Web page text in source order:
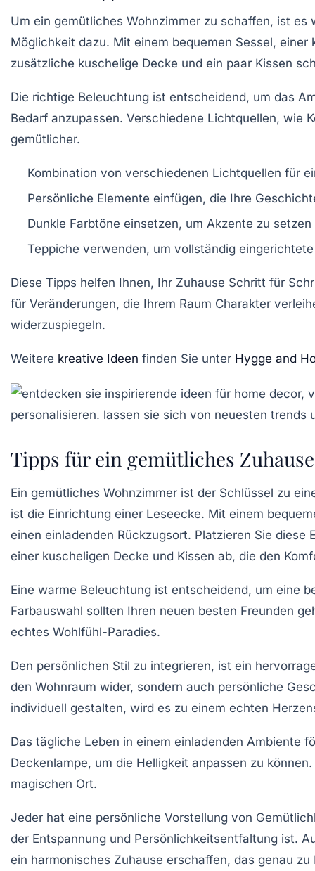
Um ein gemütliches Wohnzimmer zu schaffen, ist es
Möglichkeit dazu. Mit einem bequemen Sessel,
zusätzliche kuschelige Decke und ein paar Kissen
Die richtige Beleuchtung ist entscheidend, um das
Bedarf anzupassen. Verschiedene Lichtquellen, wie
gemütlicher.
Kombination von verschiedenen Lichtquellen für
Persönliche Elemente einfügen, die Ihre
Dunkle Farbtöne einsetzen, um Akzente zu
Teppiche verwenden, um vollständig
Diese Tipps helfen Ihnen, Ihr Zuhause Schritt für
für Veränderungen, die Ihrem Raum Charakter
widerzuspiegeln.
Weitere kreative Ideen finden Sie unter Hygge and
Tipps für ein gemütliches Zuhause
Ein gemütliches Wohnzimmer ist der Schlüssel zu
ist die Einrichtung einer Leseecke. Mit einem
einen einladenden Rückzugsort. Platzieren Sie diese
einer kuscheligen Decke und Kissen ab, die den
Eine warme Beleuchtung ist entscheidend, um eine
Farbauswahl sollten Ihren neuen besten Freunden
echtes Wohlfühl-Paradies.
Den persönlichen Stil zu integrieren, ist ein
den Wohnraum wider, sondern auch persönliche
individuell gestalten, wird es zu einem echten
Das tägliche Leben in einem einladenden Ambiente
Deckenlampe, um die Helligkeit anpassen zu können.
magischen Ort.
Jeder hat eine persönliche Vorstellung von
der Entspannung und Persönlichkeitsentfaltung ist.
ein harmonisches Zuhause erschaffen, das genau zu